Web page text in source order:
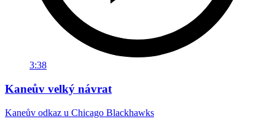
3:38
Kaneův velký návrat
Kaneův odkaz u Chicago Blackhawks